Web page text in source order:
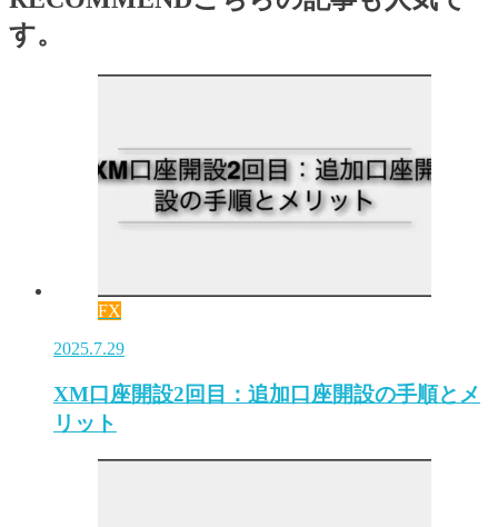
す。
FX
2025.7.29
XM口座開設2回目：追加口座開設の手順とメ
リット